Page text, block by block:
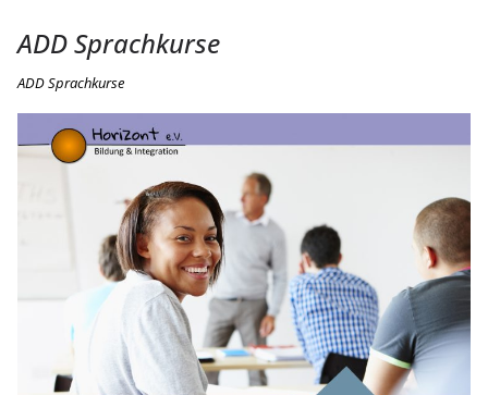
ADD Sprachkurse
ADD Sprachkurse